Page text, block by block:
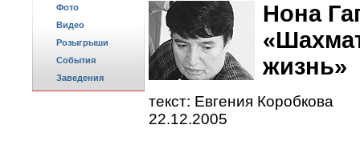
Фото
Видео
Розыгрыши
События
Заведения
Нона
жизнь»
текст: Евгения Коробкова
22.12.2005